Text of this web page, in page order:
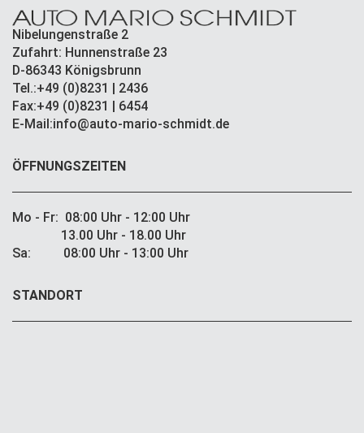
Nibelungenstraße 2
Zufahrt: Hunnenstraße 23
D-86343 Königsbrunn
Tel.:+49 (0)8231 | 2436
Fax:+49 (0)8231 | 6454
E-Mail:info@auto-mario-schmidt.de
ÖFFNUNGSZEITEN
Mo - Fr: 08:00 Uhr - 12:00 Uhr
13.00 Uhr - 18.00 Uhr
Sa: 08:00 Uhr - 13:00 Uhr
STANDORT